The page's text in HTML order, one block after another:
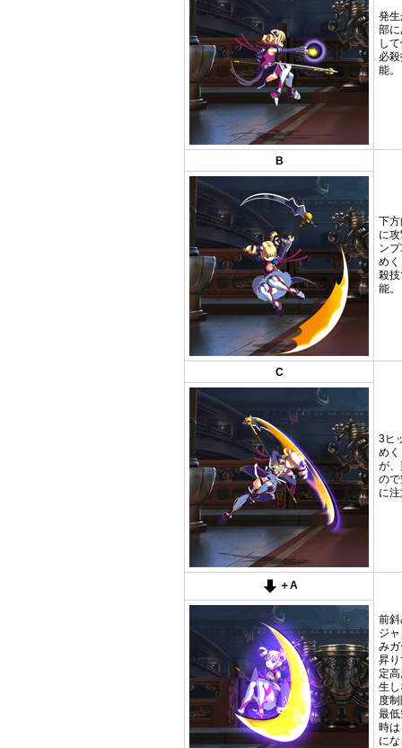
発
部
し
必
能。
B
下
に
ン
め
殺
能。
C
3ヒ
め
が
の
に
＋A
前
ジ
み
昇
定
生
度
最
時
に